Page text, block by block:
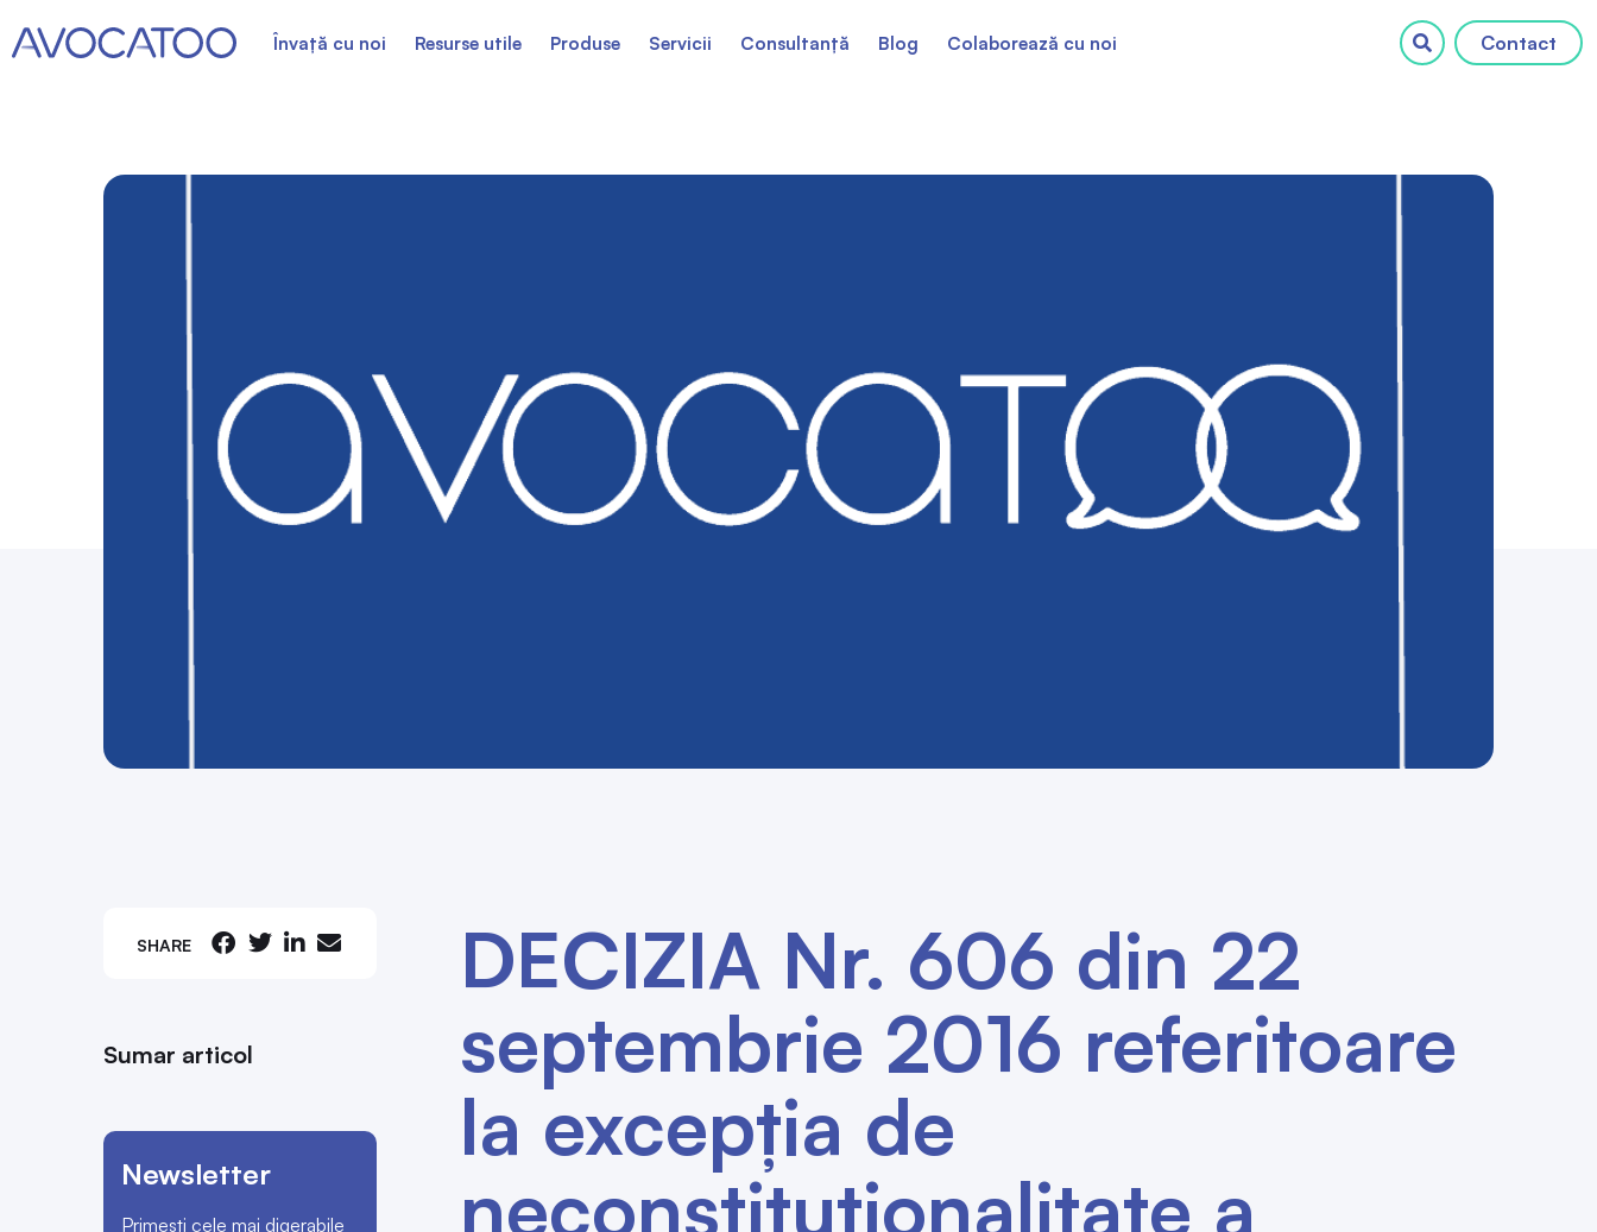
Contact
Învață cu noi Resurse utile Produse Servicii Consultanță Blog Colaborează cu noi
SHARE
Sumar articol
Newsletter
Primești cele mai digerabile
DECIZIA Nr. 606 din 22
septembrie 2016 referitoare
la excepţia de
neconstituţionalitate a